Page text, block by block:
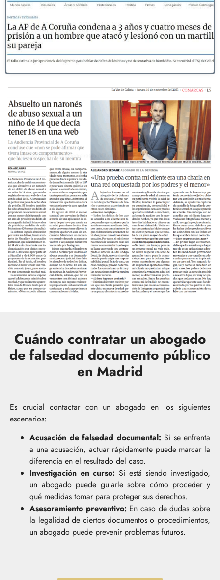
Cuándo contratar un abogado
de falsedad documento público
en Madrid
Es crucial contactar con un abogado en los siguientes
escenarios:
Acusación de falsedad documental: Si se enfrenta
a una acusación, actuar rápidamente puede marcar la
diferencia en el resultado del caso.
Investigación en curso: Si está siendo investigado,
un abogado puede guiarle sobre cómo proceder y
qué medidas tomar para proteger sus derechos.
Asesoramiento preventivo: En caso de dudas sobre
la legalidad de ciertos documentos o procedimientos,
un abogado puede prevenir problemas futuros.